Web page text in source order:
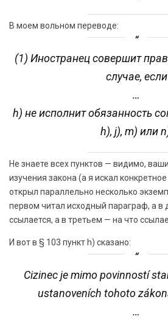
В моем вольном переводе:
(1) Иностранец совершит
случае, если
…
h) не исполнит обязанность
h), j), m) или
Не знаете всех пунктов — видимо,
изучения закона (а я искал
открыл параллельно несколько
первом читал исходный параграф, а в
ссылается, а в третьем — на что
И вот в § 103 пункт h) сказано:
Cizinec je mimo povinností
ustanoveních tohoto
…